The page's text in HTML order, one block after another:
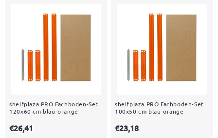
shelfplaza PRO Fachboden-Set
120x60 cm blau-orange
€26,41
shelfplaza PRO Fachboden-Set
100x50 cm blau-orange
€23,18